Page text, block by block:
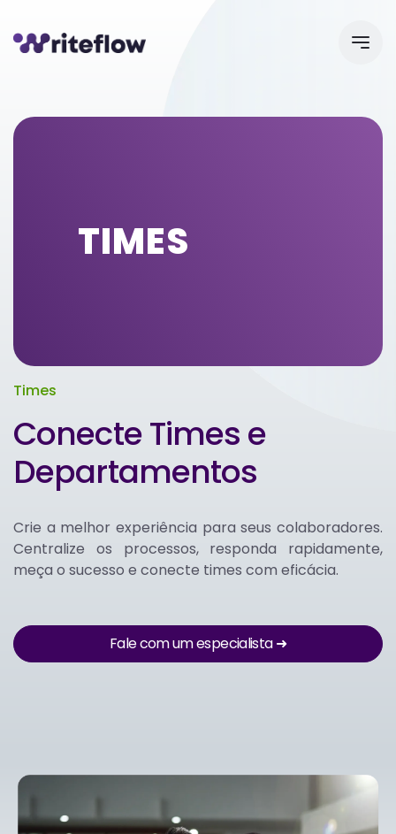
Times
Conecte Times e
Departamentos
Crie a melhor experiência para seus colaboradores.
Centralize os processos, responda rapidamente,
meça o sucesso e conecte times com eficácia.
Fale com um especialista ➜
TIMES